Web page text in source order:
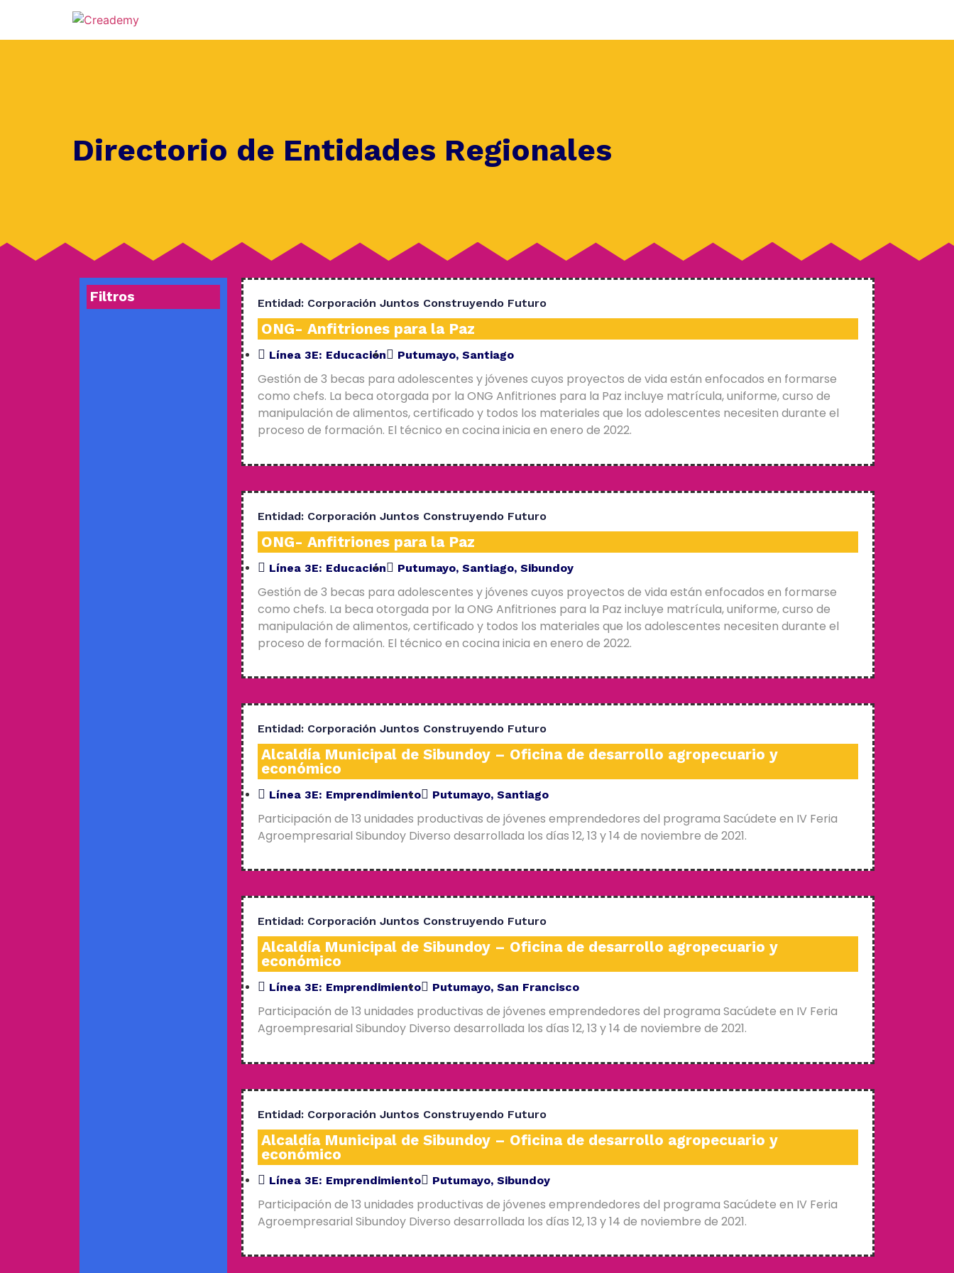
Directorio de Entidades Regionales
Filtros Entidad: Corporación Juntos Construyendo Futuro
ONG- Anfitriones para la Paz
Línea 3E: Educación Putumayo, Santiago
Gestión de 3 becas para adolescentes y jóvenes cuyos proyectos de vida están enfocados en formarse
como chefs. La beca otorgada por la ONG Anfitriones para la Paz incluye matrícula, uniforme, curso de
manipulación de alimentos, certificado y todos los materiales que los adolescentes necesiten durante el
proceso de formación. El técnico en cocina inicia en enero de 2022.
Entidad: Corporación Juntos Construyendo Futuro
ONG- Anfitriones para la Paz
Línea 3E: Educación Putumayo, Santiago, Sibundoy
Gestión de 3 becas para adolescentes y jóvenes cuyos proyectos de vida están enfocados en formarse
como chefs. La beca otorgada por la ONG Anfitriones para la Paz incluye matrícula, uniforme, curso de
manipulación de alimentos, certificado y todos los materiales que los adolescentes necesiten durante el
proceso de formación. El técnico en cocina inicia en enero de 2022.
Entidad: Corporación Juntos Construyendo Futuro
Alcaldía Municipal de Sibundoy – Oficina de desarrollo agropecuario y
económico
Línea 3E: Emprendimiento Putumayo, Santiago
Participación de 13 unidades productivas de jóvenes emprendedores del programa Sacúdete en IV Feria
Agroempresarial Sibundoy Diverso desarrollada los días 12, 13 y 14 de noviembre de 2021.
Entidad: Corporación Juntos Construyendo Futuro
Alcaldía Municipal de Sibundoy – Oficina de desarrollo agropecuario y
económico
Línea 3E: Emprendimiento Putumayo, San Francisco
Participación de 13 unidades productivas de jóvenes emprendedores del programa Sacúdete en IV Feria
Agroempresarial Sibundoy Diverso desarrollada los días 12, 13 y 14 de noviembre de 2021.
Entidad: Corporación Juntos Construyendo Futuro
Alcaldía Municipal de Sibundoy – Oficina de desarrollo agropecuario y
económico
Línea 3E: Emprendimiento Putumayo, Sibundoy
Participación de 13 unidades productivas de jóvenes emprendedores del programa Sacúdete en IV Feria
Agroempresarial Sibundoy Diverso desarrollada los días 12, 13 y 14 de noviembre de 2021.